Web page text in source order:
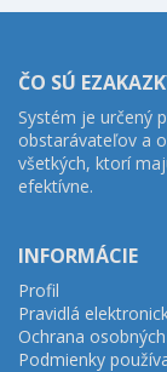
ČO SÚ
Systém je určený
obstarávateľov a
všetkých, ktorí
efektívne.
INFORMÁCIE
Profil
Pravidlá
Ochrana
Podmienky